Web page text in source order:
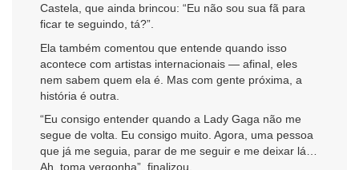
Castela, que ainda brincou: “Eu não sou sua fã para
ficar te seguindo, tá?”.
Ela também comentou que entende quando isso
acontece com artistas internacionais — afinal, eles
nem sabem quem ela é. Mas com gente próxima, a
história é outra.
“Eu consigo entender quando a Lady Gaga não me
segue de volta. Eu consigo muito. Agora, uma pessoa
que já me seguia, parar de me seguir e me deixar lá…
Ah, toma vergonha”, finalizou.